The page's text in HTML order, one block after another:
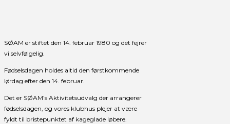
SØAM er stiftet den 14. februar 1980 og det fejrer
vi selvfølgelig.
Fødselsdagen holdes altid den førstkommende
lørdag efter den 14. februar.
Det er SØAM’s Aktivitetsudvalg der arrangerer
fødselsdagen, og vores klubhus plejer at være
fyldt til bristepunktet af kageglade løbere.